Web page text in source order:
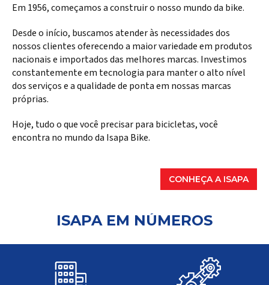
Em 1956, começamos a construir o nosso mundo da bike.
Desde o início, buscamos atender às necessidades dos
nossos clientes oferecendo a maior variedade em produtos
nacionais e importados das melhores marcas. Investimos
constantemente em tecnologia para manter o alto nível
dos serviços e a qualidade de ponta em nossas marcas
próprias.
Hoje, tudo o que você precisar para bicicletas, você
encontra no mundo da Isapa Bike.
CONHEÇA A ISAPA
ISAPA EM NÚMEROS